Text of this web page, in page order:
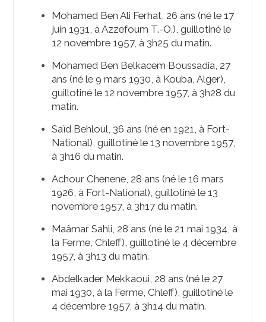
Mohamed Ben Ali Ferhat, 26 ans (né le 17
juin 1931, à Azzefoum T.-O.), guillotiné le
12 novembre 1957, à 3h25 du matin.
Mohamed Ben Belkacem Boussadia, 27
ans (né le 9 mars 1930, à Kouba, Alger),
guillotiné le 12 novembre 1957, à 3h28 du
matin.
Saïd Behloul, 36 ans (né en 1921, à Fort-
National), guillotiné le 13 novembre 1957,
à 3h16 du matin.
Achour Chenene, 28 ans (né le 16 mars
1926, à Fort-National), guillotiné le 13
novembre 1957, à 3h17 du matin.
Maâmar Sahli, 28 ans (né le 21 mai 1934, à
la Ferme, Chleff), guillotiné le 4 décembre
1957, à 3h13 du matin.
Abdelkader Mekkaoui, 28 ans (né le 27
mai 1930, à la Ferme, Chleff), guillotiné le
4 décembre 1957, à 3h14 du matin.